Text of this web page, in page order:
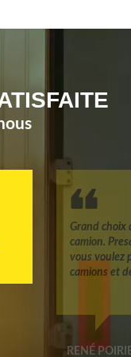
Grand choix
camion.
vous voulez
camions et
RENÉ